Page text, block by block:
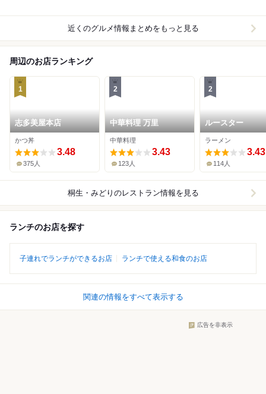
近くのグルメ情報まとめをもっと見る
周辺のお店ランキング
1
志多美屋本店
かつ丼
3.48
375人
2
中華料理 万里
中華料理
3.43
123人
2
ルースター
ラーメン
3.43
114人
桐生・みどり のレストラン情報を見る
ランチのお店を探す
子連れでランチができるお店 ランチで使える和食のお店
関連の情報をすべて表示する
広告を非表示